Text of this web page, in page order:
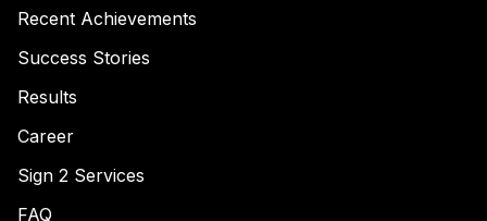
Recent Achievements
Success Stories
Results
Career
Sign 2 Services
FAQ